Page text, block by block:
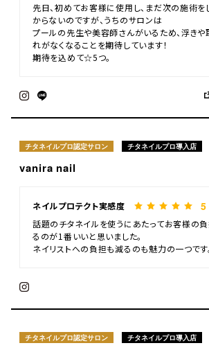
先日、初めてお客様に使用し、まだ次の施術を
からないのですが、うちのサロンは
プールの先生や美容師さんがいるため、浮きや
れがなくなることを期待しています！
期待を込めて☆5つ。
チタネイルプロ認定サロン チタネイルプロ導入店
vanira nail
ネイルプロテクト実感度 5
話題のチタネイルを使うにあたってお客様の
るのが1番いいと思いました。
ネイリストへの負担も減るのも魅力の一つです
チタネイルプロ認定サロン チタネイルプロ導入店